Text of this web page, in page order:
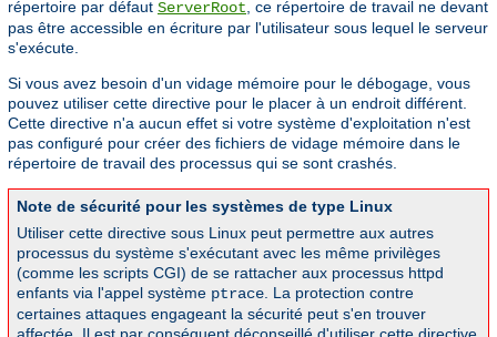
répertoire par défaut ServerRoot , ce répertoire de travail ne devant
pas être accessible en écriture par l'utilisateur sous lequel le serveur
s'exécute.
Si vous avez besoin d'un vidage mémoire pour le débogage, vous
pouvez utiliser cette directive pour le placer à un endroit différent.
Cette directive n'a aucun effet si votre système d'exploitation n'est
pas configuré pour créer des fichiers de vidage mémoire dans le
répertoire de travail des processus qui se sont crashés.
Note de sécurité pour les systèmes de type Linux
Utiliser cette directive sous Linux peut permettre aux autres
processus du système s'exécutant avec les même privilèges
(comme les scripts CGI) de se rattacher aux processus httpd
enfants via l'appel système ptrace . La protection contre
certaines attaques engageant la sécurité peut s'en trouver